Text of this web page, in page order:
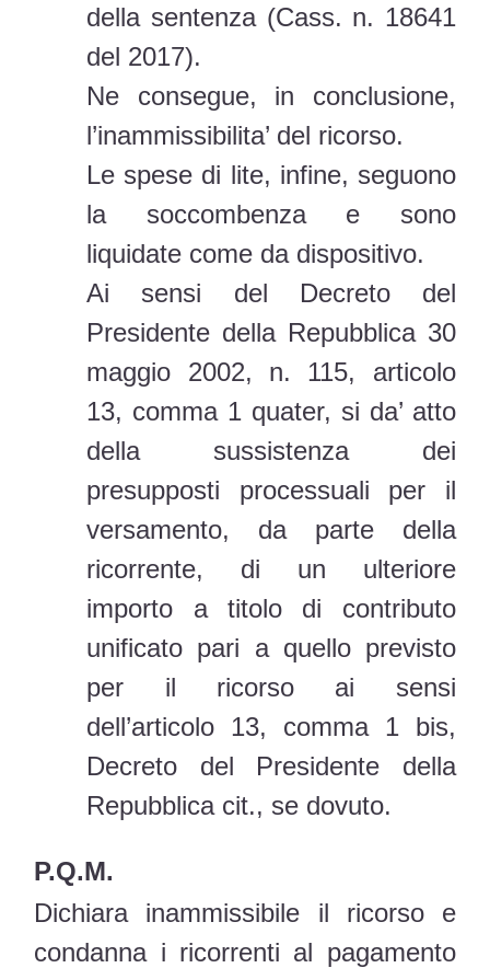
della sentenza (Cass. n. 18641
del 2017).
Ne consegue, in conclusione,
l’inammissibilita’ del ricorso.
Le spese di lite, infine, seguono
la soccombenza e sono
liquidate come da dispositivo.
Ai sensi del Decreto del
Presidente della Repubblica 30
maggio 2002, n. 115, articolo
13, comma 1 quater, si da’ atto
della sussistenza dei
presupposti processuali per il
versamento, da parte della
ricorrente, di un ulteriore
importo a titolo di contributo
unificato pari a quello previsto
per il ricorso ai sensi
dell’articolo 13, comma 1 bis,
Decreto del Presidente della
Repubblica cit., se dovuto.
P.Q.M.
Dichiara inammissibile il ricorso e
condanna i ricorrenti al pagamento